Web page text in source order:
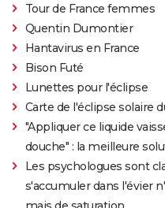
Tour de France femmes
Quentin Dumontier
Hantavirus en France
Bison Futé
Lunettes pour l'éclipse
Carte de l'éclipse solaire
"Appliquer ce liquide
douche" : la meilleure
Les psychologues sont
s'accumuler dans l'évier